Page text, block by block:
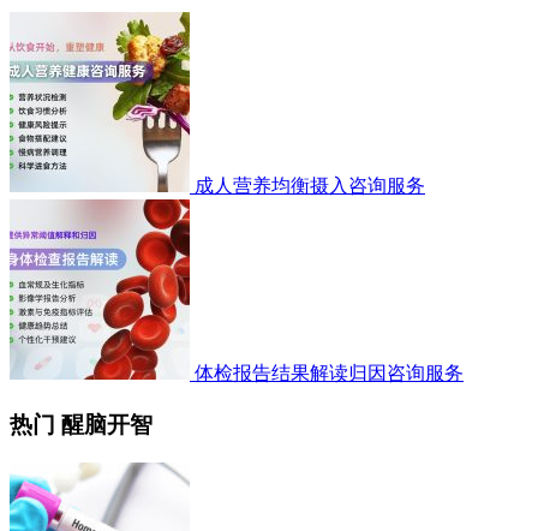
成人营养均衡摄入咨询服务
体检报告结果解读归因咨询服务
热门 醒脑开智